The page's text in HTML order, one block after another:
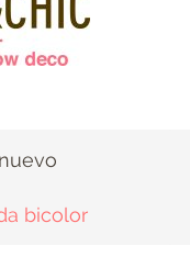
bicolor